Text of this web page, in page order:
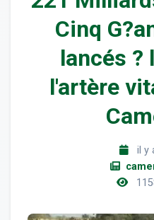
Cinq
lancés ?
l'artère
il y